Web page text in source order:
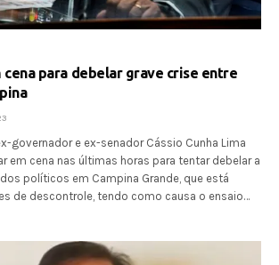
cena para debelar grave crise entre
governador e ex-senador Cássio Cunha Lima
em cena nas últimas horas para tentar debelar a
políticos em Campina Grande, que está
de descontrole, tendo como causa o ensaio…